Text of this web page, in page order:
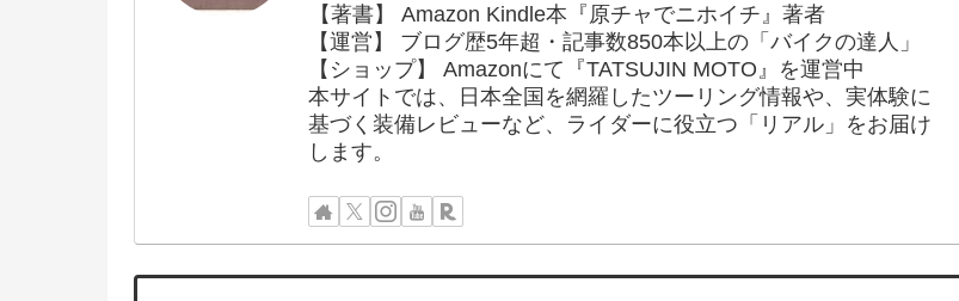
【著書】 Amazon Kindle本『原チャでニホイチ』著者
【運営】 ブログ歴5年超・記事数850本以上の「バイクの達人」
【ショップ】 Amazonにて『TATSUJIN MOTO』を運営中
本サイトでは、日本全国を網羅したツーリング情報や、実体験に
基づく装備レビューなど、ライダーに役立つ「リアル」をお届け
します。